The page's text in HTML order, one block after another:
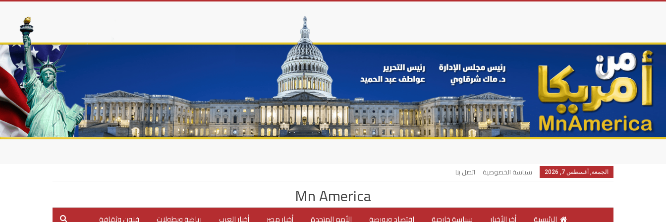
الجمعة, أغسطس 7, 2026 سياسة الخصوصية اتصل بنا
Mn America